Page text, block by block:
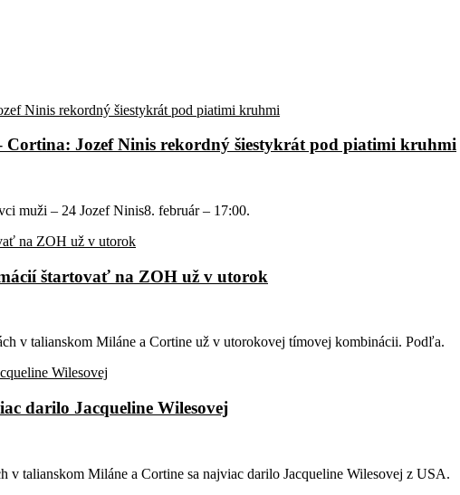
Cortina: Jozef Ninis rekordný šiestykrát pod piatimi kruhmi
muži – 24 Jozef Ninis8. február – 17:00.
štartovať na ZOH už v utorok
v talianskom Miláne a Cortine už v utorokovej tímovej kombinácii. Podľa.
darilo Jacqueline Wilesovej
talianskom Miláne a Cortine sa najviac darilo Jacqueline Wilesovej z USA.